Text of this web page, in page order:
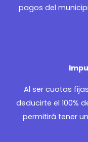
pagos del
Al ser cuotas
deducirte el 100%
permitirá tener